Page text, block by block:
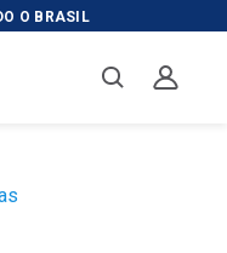
ESPECIAL NO BOLETO